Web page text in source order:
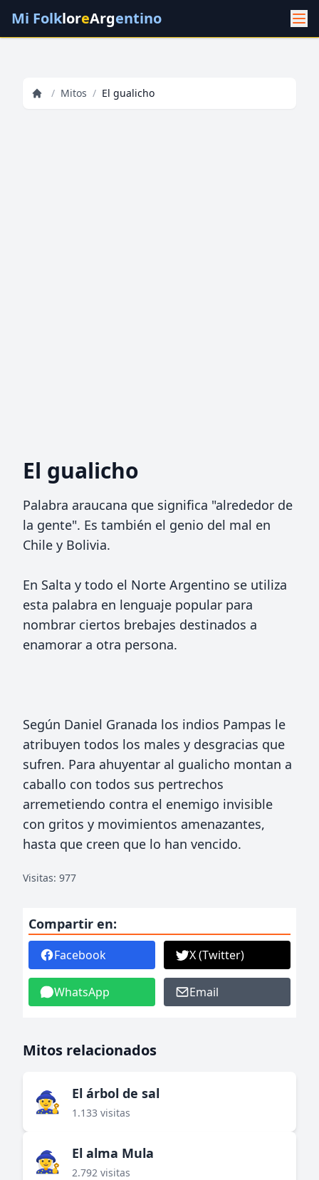
Mi FolkloreArgentino
/ Mitos / El gualicho
El gualicho
Palabra araucana que significa "alrededor de
la gente". Es también el genio del mal en
Chile y Bolivia.
En Salta y todo el Norte Argentino se utiliza
esta palabra en lenguaje popular para
nombrar ciertos brebajes destinados a
enamorar a otra persona.
Según Daniel Granada los indios Pampas le
atribuyen todos los males y desgracias que
sufren. Para ahuyentar al gualicho montan a
caballo con todos sus pertrechos
arremetiendo contra el enemigo invisible
con gritos y movimientos amenazantes,
hasta que creen que lo han vencido.
Visitas: 977
Compartir en:
Facebook X (Twitter)
WhatsApp Email
Mitos relacionados
🧙‍♀️ El árbol de sal
1.133 visitas
🧙‍♀️ El alma Mula
2.792 visitas